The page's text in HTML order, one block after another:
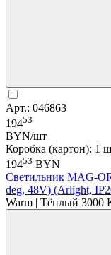
Арт.: 046863
19453
BYN/шт
Коробка (картон): 1
19453 BYN
Светильник MAG-
deg, 48V) (Arlight,
Warm | Тёплый 3000